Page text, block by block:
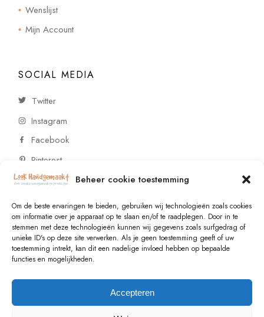
Beheer cookie toestemming
Om de beste ervaringen te bieden, gebruiken wij technologieën zoals cookies
om informatie over je apparaat op te slaan en/of te raadplegen. Door in te
stemmen met deze technologieën kunnen wij gegevens zoals surfgedrag of
unieke ID's op deze site verwerken. Als je geen toestemming geeft of uw
toestemming intrekt, kan dit een nadelige invloed hebben op bepaalde
functies en mogelijkheden.
Accepteren
Wenslijst
Mijn Account
SOCIAL MEDIA
Twitter
Instagram
Facebook
Pinterest
CONTACT
Vragen of wensen? Neem contact op!
+31 (0)6 229 021 29